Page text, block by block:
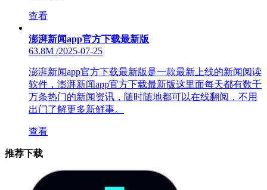
查看
澎湃新闻app官方下载最新版
63.8M /2025-07-25
澎湃新闻app官方下载最新版是一款最新上线的新闻阅读
软件，澎湃新闻app官方下载最新版这里面每天都有数千
万条热门的新闻资讯，随时随地都可以在线翻阅，不用
出门了解更多新鲜事。
查看
推荐下载